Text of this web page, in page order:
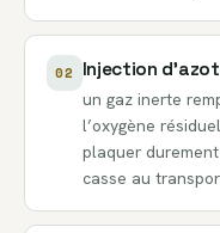
02 Injection
un gaz inerte
l’oxygène
plaquer
casse au